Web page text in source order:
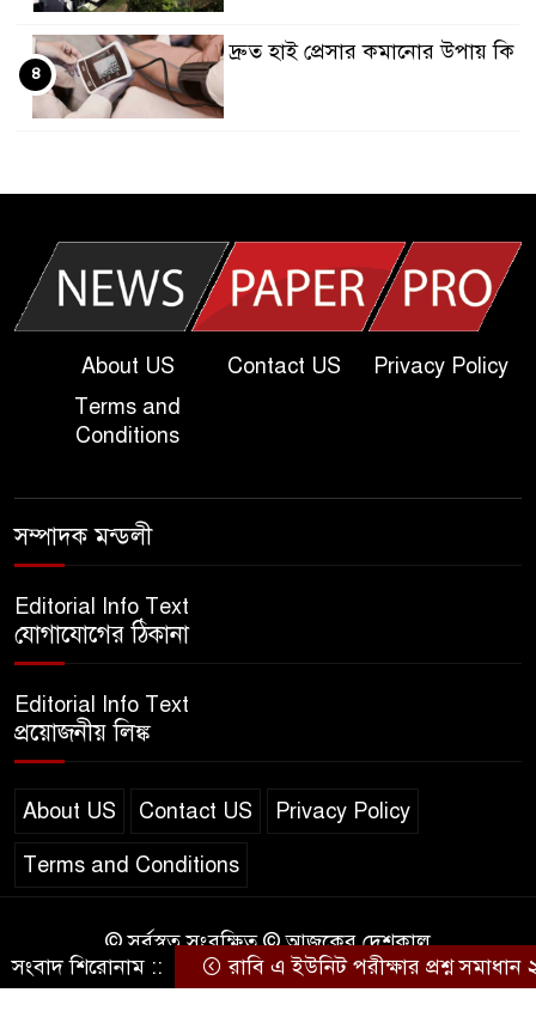
দ্রুত হাই প্রেসার কমানোর উপায় কি
৪
২০২৫ | Today Dakhil Exam
খুবি সি ইউনিট ভর্তি পরীক্ষার প্রশ্ন
২০২৫ | KU C Unit Admission
৬
এসএসসি ইংরেজি ২য় পত্র প্রশ্ন
৮
৯
১০
About US Contact US
Privacy Policy
Terms and
Conditions
সম্পাদক মন্ডলী
Editorial Info Text
যোগাযোগের ঠিকানা
Editorial Info Text
প্রয়োজনীয় লিঙ্ক
About US Contact US Privacy Policy
Terms and Conditions
© সর্বস্বত্ব সংরক্ষিত © আজকের দেশকাল
Design & Developed byBD IT HOST
সংবাদ শিরোনাম :: রাবি এ ইউনিট পরীক্ষার প্রশ্ন